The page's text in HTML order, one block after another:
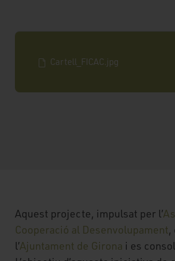
Cartell_FICAC.jpg
Aquest projecte, impulsat per l’
Cooperació al Desenvolupament,
l’Ajuntament de Girona i es